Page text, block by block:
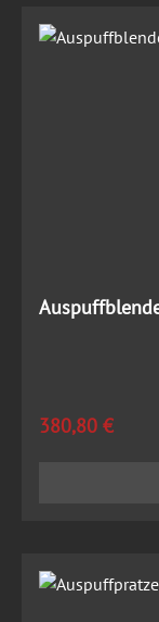
Regulärer Preis:
380,80 €